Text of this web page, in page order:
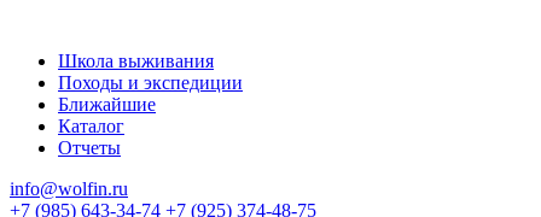
Школа выживания
Походы и экспедиции
Ближайшие
Каталог
Отчеты
info@wolfin.ru
+7 (985) 643-34-74 +7 (925) 374-48-75